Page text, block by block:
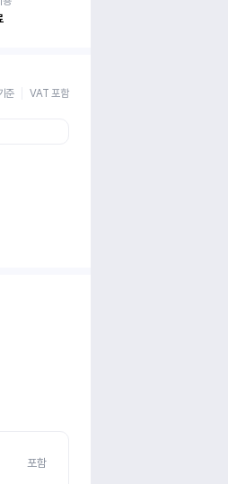
준 VAT 포함
포함